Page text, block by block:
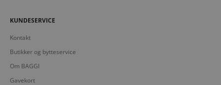
KUNDESERVICE
Kontakt
Butikker og bytteservice
Om BAGGI
Gavekort